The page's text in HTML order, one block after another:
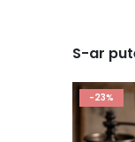
S-ar
-23%